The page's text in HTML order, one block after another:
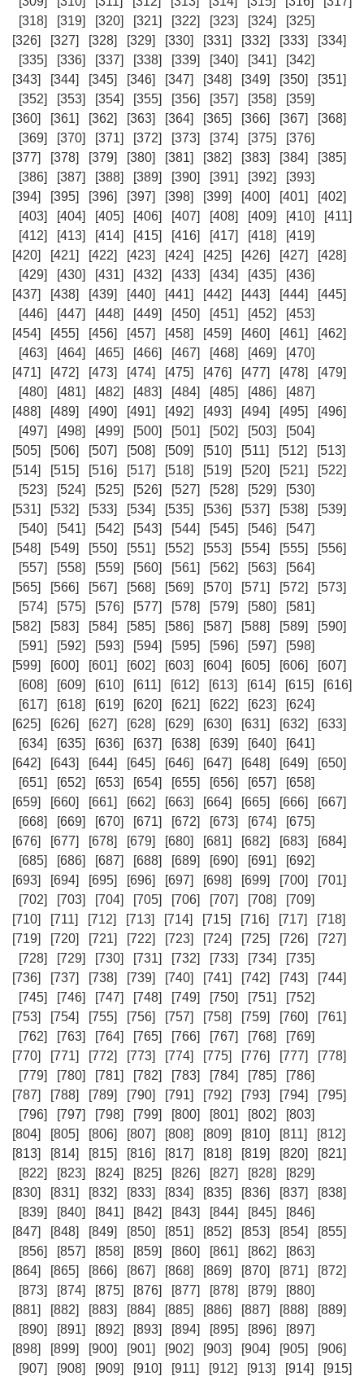
[318]
[319] [320] [321] [322] [323] [324]
[325]
[326]
[327] [328] [329] [330] [331] [332] [333]
[334]
[335]
[336] [337] [338] [339] [340] [341]
[342]
[343]
[344] [345] [346] [347] [348] [349] [350]
[351]
[352]
[353] [354] [355] [356] [357] [358]
[359]
[360]
[361] [362] [363] [364] [365] [366] [367]
[368]
[369]
[370] [371] [372] [373] [374] [375]
[376]
[377]
[378] [379] [380] [381] [382] [383] [384]
[385]
[386]
[387] [388] [389] [390] [391] [392]
[393]
[394]
[395] [396] [397] [398] [399] [400] [401]
[402]
[403]
[404] [405] [406] [407] [408] [409] [410]
[411]
[412]
[413] [414] [415] [416] [417] [418]
[419]
[420]
[421] [422] [423] [424] [425] [426] [427]
[428]
[429]
[430] [431] [432] [433] [434] [435]
[436]
[437]
[438] [439] [440] [441] [442] [443] [444]
[445]
[446]
[447] [448] [449] [450] [451] [452]
[453]
[454]
[455] [456] [457] [458] [459] [460] [461]
[462]
[463]
[464] [465] [466] [467] [468] [469]
[470]
[471]
[472] [473] [474] [475] [476] [477] [478]
[479]
[480]
[481] [482] [483] [484] [485] [486]
[487]
[488]
[489] [490] [491] [492] [493] [494] [495]
[496]
[497]
[498] [499] [500] [501] [502] [503]
[504]
[505]
[506] [507] [508] [509] [510] [511] [512]
[513]
[514]
[515] [516] [517] [518] [519] [520] [521]
[522]
[523]
[524] [525] [526] [527] [528] [529]
[530]
[531]
[532] [533] [534] [535] [536] [537] [538]
[539]
[540]
[541] [542] [543] [544] [545] [546]
[547]
[548]
[549] [550] [551] [552] [553] [554] [555]
[556]
[557]
[558] [559] [560] [561] [562] [563]
[564]
[565]
[566] [567] [568] [569] [570] [571] [572]
[573]
[574]
[575] [576] [577] [578] [579] [580]
[581]
[582]
[583] [584] [585] [586] [587] [588] [589]
[590]
[591]
[592] [593] [594] [595] [596] [597]
[598]
[599]
[600] [601] [602] [603] [604] [605] [606]
[607]
[608]
[609] [610] [611] [612] [613] [614] [615]
[616]
[617]
[618] [619] [620] [621] [622] [623]
[624]
[625]
[626] [627] [628] [629] [630] [631] [632]
[633]
[634]
[635] [636] [637] [638] [639] [640]
[641]
[642]
[643] [644] [645] [646] [647] [648] [649]
[650]
[651]
[652] [653] [654] [655] [656] [657]
[658]
[659]
[660] [661] [662] [663] [664] [665] [666]
[667]
[668]
[669] [670] [671] [672] [673] [674]
[675]
[676]
[677] [678] [679] [680] [681] [682] [683]
[684]
[685]
[686] [687] [688] [689] [690] [691]
[692]
[693]
[694] [695] [696] [697] [698] [699] [700]
[701]
[702]
[703] [704] [705] [706] [707] [708]
[709]
[710]
[711] [712] [713] [714] [715] [716] [717]
[718]
[719]
[720] [721] [722] [723] [724] [725] [726]
[727]
[728]
[729] [730] [731] [732] [733] [734]
[735]
[736]
[737] [738] [739] [740] [741] [742] [743]
[744]
[745]
[746] [747] [748] [749] [750] [751]
[752]
[753]
[754] [755] [756] [757] [758] [759] [760]
[761]
[762]
[763] [764] [765] [766] [767] [768]
[769]
[770]
[771] [772] [773] [774] [775] [776] [777]
[778]
[779]
[780] [781] [782] [783] [784] [785]
[786]
[787]
[788] [789] [790] [791] [792] [793] [794]
[795]
[796]
[797] [798] [799] [800] [801] [802]
[803]
[804]
[805] [806] [807] [808] [809] [810] [811]
[812]
[813]
[814] [815] [816] [817] [818] [819] [820]
[821]
[822]
[823] [824] [825] [826] [827] [828]
[829]
[830]
[831] [832] [833] [834] [835] [836] [837]
[838]
[839]
[840] [841] [842] [843] [844] [845]
[846]
[847]
[848] [849] [850] [851] [852] [853] [854]
[855]
[856]
[857] [858] [859] [860] [861] [862]
[863]
[864]
[865] [866] [867] [868] [869] [870] [871]
[872]
[873]
[874] [875] [876] [877] [878] [879]
[880]
[881]
[882] [883] [884] [885] [886] [887] [888]
[889]
[890]
[891] [892] [893] [894] [895] [896]
[897]
[898]
[899] [900] [901] [902] [903] [904] [905]
[906]
[907]
[908] [909] [910] [911] [912] [913] [914] [915]